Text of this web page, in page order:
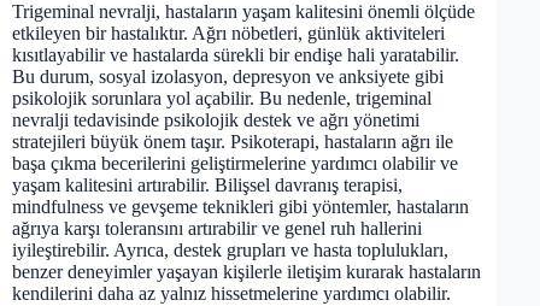
Trigeminal nevralji, hastaların yaşam kalitesini önemli ölçüde
etkileyen bir hastalıktır. Ağrı nöbetleri, günlük aktiviteleri
kısıtlayabilir ve hastalarda sürekli bir endişe hali yaratabilir.
Bu durum, sosyal izolasyon, depresyon ve anksiyete gibi
psikolojik sorunlara yol açabilir. Bu nedenle, trigeminal
nevralji tedavisinde psikolojik destek ve ağrı yönetimi
stratejileri büyük önem taşır. Psikoterapi, hastaların ağrı ile
başa çıkma becerilerini geliştirmelerine yardımcı olabilir ve
yaşam kalitesini artırabilir. Bilişsel davranış terapisi,
mindfulness ve gevşeme teknikleri gibi yöntemler, hastaların
ağrıya karşı toleransını artırabilir ve genel ruh hallerini
iyileştirebilir. Ayrıca, destek grupları ve hasta toplulukları,
benzer deneyimler yaşayan kişilerle iletişim kurarak hastaların
kendilerini daha az yalnız hissetmelerine yardımcı olabilir.